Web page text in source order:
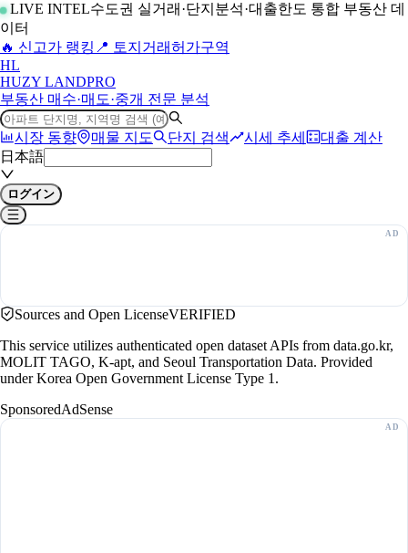
LIVE INTEL수도권 실거래·단지분석·대출한도 통합 부동산 데
이터
🔥 신고가 랭킹 📍 토지거래허가구역
HL
HUZY LANDPRO
부동산 매수·매도·중개 전문 분석
시장 동향 매물 지도 단지 검색 시세 추세
대출 계산
日本語
ログイン
Sources and Open LicenseVERIFIED
This service utilizes authenticated open dataset APIs from data.go.kr,
MOLIT TAGO, K-apt, and Seoul Transportation Data. Provided
under Korea Open Government License Type 1.
SponsoredAdSense